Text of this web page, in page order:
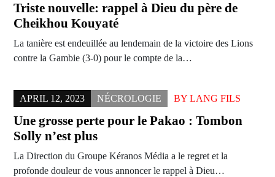
Triste nouvelle: rappel à Dieu du père de
Cheikhou Kouyaté
La tanière est endeuillée au lendemain de la victoire des Lions
contre la Gambie (3-0) pour le compte de la…
APRIL 12, 2023 NÉCROLOGIE BY LANG FILS
Une grosse perte pour le Pakao : Tombon
Solly n’est plus
La Direction du Groupe Kéranos Média a le regret et la
profonde douleur de vous annoncer le rappel à Dieu…